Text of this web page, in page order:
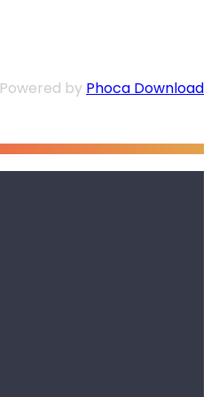
Powered by Phoca Download